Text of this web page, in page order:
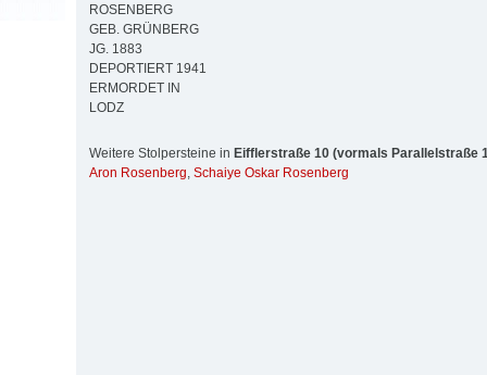
ROSENBERG
GEB. GRÜNBERG
JG. 1883
DEPORTIERT 1941
ERMORDET IN
LODZ
Weitere Stolpersteine in Eifflerstraße 10 (vormals Parallelstraße
Aron Rosenberg, Schaiye Oskar Rosenberg